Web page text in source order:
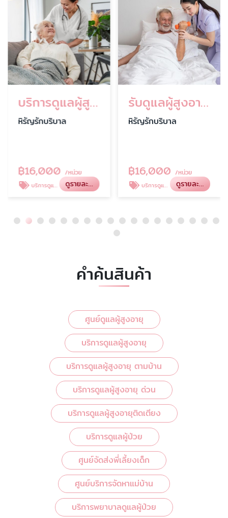
บริการดูแลผู้สูงอายุระยะยาว
หิรัญรักบริบาล
฿16,000 /หน่วย
บริการดูแลผู้สูงอายุ ดูรายละเอียด
รับดูแลผู้สูงอายุตามบ้าน
หิรัญรักบริบาล
฿16,000 /หน่วย
บริการดูแลผู้สูงอายุ ตามบ้าน ดูรายละเอียด
คำค้นสินค้า
ศูนย์ดูแลผู้สูงอายุ
บริการดูแลผู้สูงอายุ
บริการดูแลผู้สูงอายุ ตามบ้าน
บริการดูแลผู้สูงอายุ ด่วน
บริการดูแลผู้สูงอายุติดเตียง
บริการดูแลผู้ป่วย
ศูนย์จัดส่งพี่เลี้ยงเด็ก
ศูนย์บริการจัดหาแม่บ้าน
บริการพยาบาลดูแลผู้ป่วย